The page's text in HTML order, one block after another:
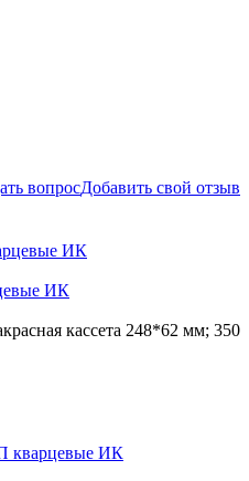
вопросДобавить свой отзыв
ИК
кассета 248*62 мм; 350